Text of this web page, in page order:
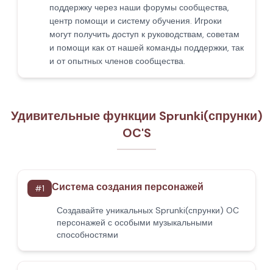
поддержку через наши форумы сообщества,
центр помощи и систему обучения. Игроки
могут получить доступ к руководствам, советам
и помощи как от нашей команды поддержки, так
и от опытных членов сообщества.
Удивительные функции Sprunki(спрунки)
OC'S
#1 Система создания персонажей
Создавайте уникальных Sprunki(спрунки) OC
персонажей с особыми музыкальными
способностями